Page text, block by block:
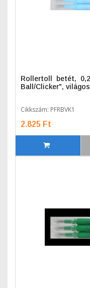
Rollertoll betét,
Ball/Clicker",
Cikkszám: PFRBVK1
2.825 Ft